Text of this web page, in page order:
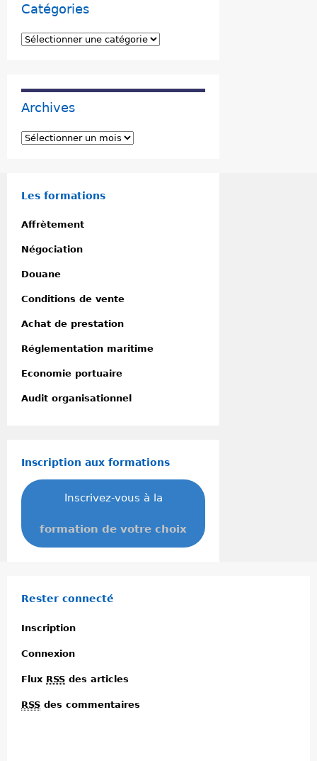
Catégories
C
g
o
i
e
Archives
A
iLes formations
Affrètement
Négociation
Douane
Conditions de vente
Achat de prestation
Réglementation maritime
Economie portuaire
Audit organisationnel
Inscription aux formations
Inscrivez-vous à la
formation de votre choix
Rester connecté
Inscription
Connexion
Flux RSS des articles
RSS des commentaires